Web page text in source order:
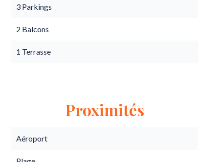
3 Parkings
2 Balcons
1 Terrasse
Proximités
Aéroport